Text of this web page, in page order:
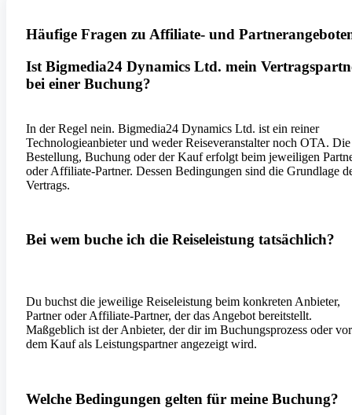
Häufige Fragen zu Affiliate- und
Ist Bigmedia24 Dynamics Ltd. mein
bei einer Buchung?
In der Regel nein. Bigmedia24 Dynamics Ltd. ist ein reiner
Technologieanbieter und weder Reiseveranstalter noch OTA. Die
Bestellung, Buchung oder der Kauf erfolgt beim jeweiligen
oder Affiliate-Partner. Dessen Bedingungen sind die Grundlage
Vertrags.
Bei wem buche ich die Reiseleistung tatsächlich?
Du buchst die jeweilige Reiseleistung beim konkreten Anbieter,
Partner oder Affiliate-Partner, der das Angebot bereitstellt.
Maßgeblich ist der Anbieter, der dir im Buchungsprozess oder vor
dem Kauf als Leistungspartner angezeigt wird.
Welche Bedingungen gelten für meine Buchung?